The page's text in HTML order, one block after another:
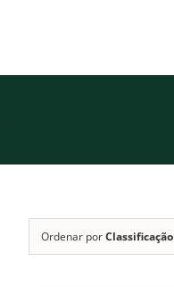
Ordenar porClassificação